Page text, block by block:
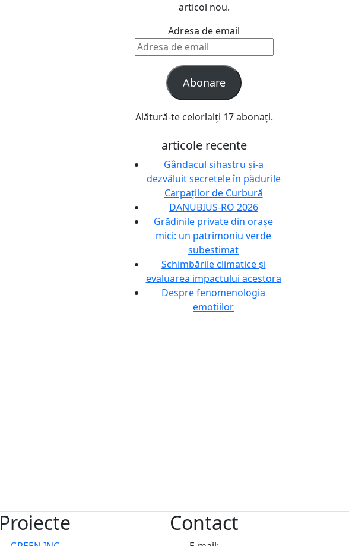
articol nou.
Adresa de email
Abonare
Alătură-te celorlalți 17 abonați.
articole recente
Gândacul sihastru și-a
dezvăluit secretele în pădurile
Carpaților de Curbură
DANUBIUS-RO 2026
Grădinile private din orașe
mici: un patrimoniu verde
subestimat
Schimbările climatice și
evaluarea impactului acestora
Despre fenomenologia
emotiilor
Proiecte Contact